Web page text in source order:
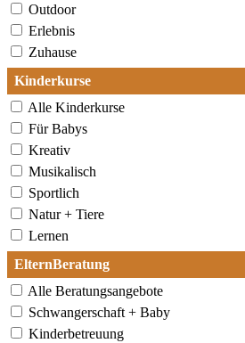
Outdoor
Erlebnis
Zuhause
Kinderkurse
Alle Kinderkurse
Für Babys
Kreativ
Musikalisch
Sportlich
Natur + Tiere
Lernen
ElternBeratung
Alle Beratungsangebote
Schwangerschaft + Baby
Kinderbetreuung